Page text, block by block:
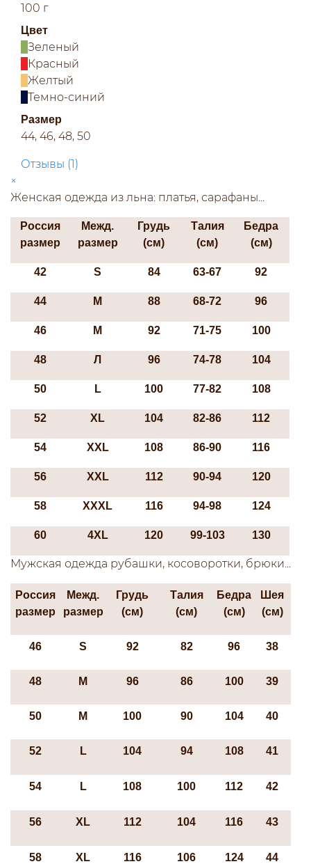
100 г
Цвет
Зеленый
Красный
Желтый
Темно-синий
Размер
44, 46, 48, 50
Отзывы (1)
×
Женская одежда из льна: платья, сарафаны...
Россия
размер
Межд.
размер
Грудь
(см)
Талия
(см)
Бедра
(см)
42 S 84 63-67 92
44 М 88 68-72 96
46 М 92 71-75 100
48 Л 96 74-78 104
50 L 100 77-82 108
52 ХL 104 82-86 112
54 XXL 108 86-90 116
56 XXL 112 90-94 120
58 XXXL 116 94-98 124
60 4XL 120 99-103 130
Мужская одежда рубашки, косоворотки, брюки...
Россия
размер
Межд.
размер
Грудь
(см)
Талия
(см)
Бедра
(см)
Шея
(см)
46 S 92 82 96 38
48 М 96 86 100 39
50 М 100 90 104 40
52 L 104 94 108 41
54 L 108 100 112 42
56 ХL 112 104 116 43
58 ХL 116 106 124 44